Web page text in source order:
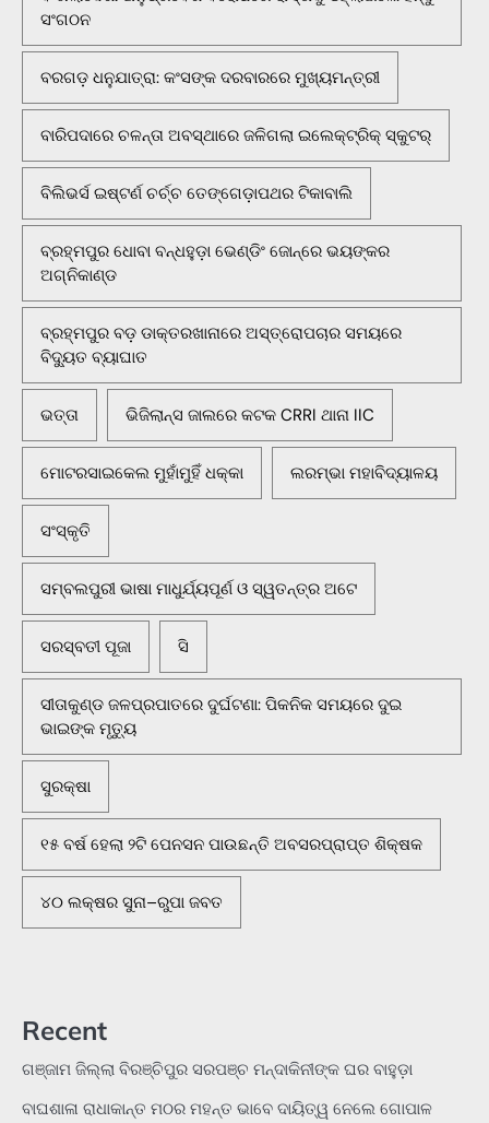
ସଂଗଠନ
ବରଗଡ଼ ଧନୁଯାତ୍ରା: କଂସଙ୍କ ଦରବାରରେ ମୁଖ୍ୟମନ୍ତ୍ରୀ
ବାରିପଦାରେ ଚଳନ୍ତା ଅବସ୍ଥାରେ ଜଳିଗଲା ଇଲେକ୍ଟ୍ରିକ୍ ସ୍କୁଟର୍
ବିଲିଭର୍ସ ଇଷ୍ଟର୍ଣ ଚର୍ଚ୍ଚ ତେଙ୍ଗେଡ଼ାପଥର ଟିକାବାଲି
ବ୍ରହ୍ମପୁର ଧୋବା ବନ୍ଧହୁଡ଼ା ଭେଣ୍ଡିଂ ଜୋନ୍‌ରେ ଭୟଙ୍କର
ଅଗ୍ନିକାଣ୍ଡ
ବ୍ରହ୍ମପୁର ବଡ଼ ଡାକ୍ତରଖାନାରେ ଅସ୍ତ୍ରୋପଚାର ସମୟରେ
ବିଦ୍ୟୁତ ବ୍ୟାଘାତ
ଭତ୍ତା ଭିଜିଲାନ୍ସ ଜାଲରେ କଟକ CRRI ଥାନା IIC
ମୋଟରସାଇକେଲ ମୁହାଁମୁହିଁ ଧକ୍କା ଲରମ୍ଭା ମହାବିଦ୍ୟାଳୟ
ସଂସ୍କୃତି
ସମ୍ବଲପୁରୀ ଭାଷା ମାଧୁର୍ଯ୍ୟପୂର୍ଣ ଓ ସ୍ୱତନ୍ତ୍ର ଅଟେ
ସରସ୍ବତୀ ପୂଜା ସି
ସୀତାକୁଣ୍ଡ ଜଳପ୍ରପାତରେ ଦୁର୍ଘଟଣା: ପିକନିକ ସମୟରେ ଦୁଇ
ଭାଇଙ୍କ ମୃତ୍ୟୁ
ସୁରକ୍ଷା
୧୫ ବର୍ଷ ହେଲା ୨ଟି ପେନସନ ପାଉଛନ୍ତି ଅବସରପ୍ରାପ୍ତ ଶିକ୍ଷକ
୪୦ ଲକ୍ଷର ସୁନା–ରୁପା ଜବତ
Recent
ଗଞ୍ଜାମ ଜିଲ୍ଲା ବିରଞ୍ଚିପୁର ସରପଞ୍ଚ ମନ୍ଦାକିନୀଙ୍କ ଘର ବାହୁଡ଼ା
ବାଘଶାଳା ରାଧାକାନ୍ତ ମଠର ମହନ୍ତ ଭାବେ ଦାୟିତ୍ୱ ନେଲେ ଗୋପାଳ